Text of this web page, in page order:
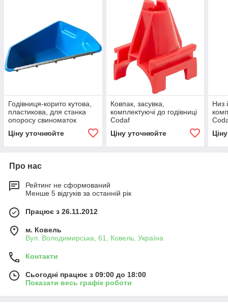
Годівниця-корито кутова,
пластикова, для станка
опоросу свиноматок
Ціну уточнюйте
Ковпак, засувка,
комплектуючі до годівниці
Codaf
Ціну уточнюйте
Низ
Про нас
Рейтинг не сформований
Менше 5 відгуків за останній рік
Працює з 26.11.2012
м. Ковель
Вул. Володимирська, 61, Ковель, Україна
Контакти
Сьогодні працює з 09:00 до 18:00
Показати весь графік роботи